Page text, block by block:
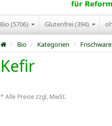
Bio (5706) Glutenfrei (394)
/ Bio / Kategorien / Frischware
Kefir
* Alle Preise zzgl. MwSt.